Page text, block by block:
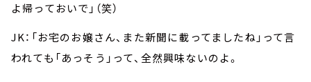
よ帰っておいで」（笑）
JK：「お宅のお嬢さん、また新聞に載ってましたね」って言
われても「あっそう」って、全然興味ないのよ。